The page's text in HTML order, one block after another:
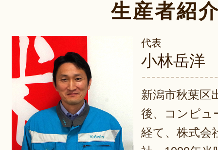
生産者紹
代表
小林岳洋
新潟市秋葉区
後、コンピュ
経て、株式会